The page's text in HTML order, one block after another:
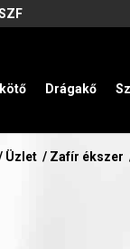
Drágakő
Üzlet / Zafír ékszer